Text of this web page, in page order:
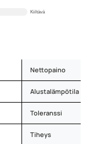
Kiiltävä
Nettopaino
Alustalämpötila
Toleranssi
Tiheys